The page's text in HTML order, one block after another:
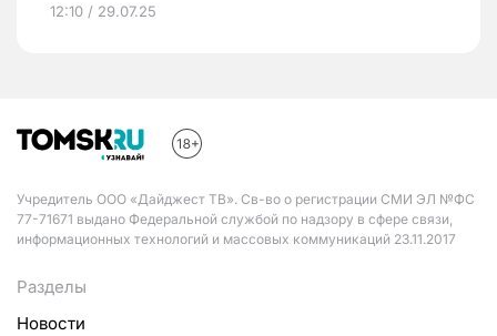
12:10 / 29.07.25
Учредитель ООО «Дайджест ТВ». Св-во о регистрации СМИ ЭЛ №ФС
77-71671 выдано Федеральной службой по надзору в сфере связи,
информационных технологий и массовых коммуникаций 23.11.2017
Разделы
Новости